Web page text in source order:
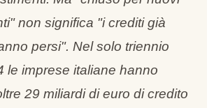
non significa "i crediti già
persi". Nel solo triennio
le imprese italiane hanno
29 miliardi di euro di credito